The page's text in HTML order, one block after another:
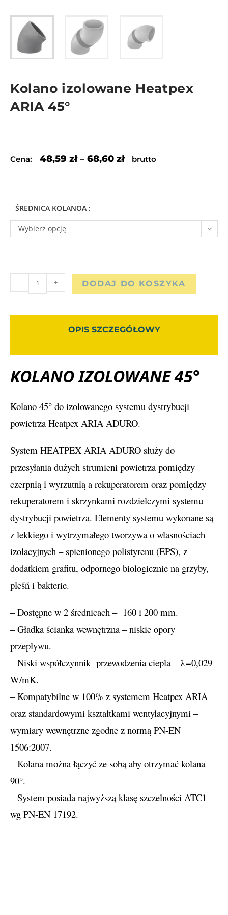
Kolano izolowane Heatpex
ARIA 45°
Cena: 48,59 zł– 68,60 zł brutto
ŚREDNICA KOLANOA :
Wybierz opcję
- + DODAJ DO KOSZYKA
OPIS SZCZEGÓŁOWY
KOLANO IZOLOWANE 45°
Kolano 45° do izolowanego systemu dystrybucji
powietrza Heatpex ARIA ADURO.
System HEATPEX ARIA ADURO służy do
przesyłania dużych strumieni powietrza pomiędzy
czerpnią i wyrzutnią a rekuperatorem oraz pomiędzy
rekuperatorem i skrzynkami rozdzielczymi systemu
dystrybucji powietrza. Elementy systemu wykonane są
z lekkiego i wytrzymałego tworzywa o własnościach
izolacyjnych – spienionego polistyrenu (EPS), z
dodatkiem grafitu, odpornego biologicznie na grzyby,
pleśń i bakterie.
– Dostępne w 2 średnicach – 160 i 200 mm.
– Gładka ścianka wewnętrzna – niskie opory
przepływu.
– Niski współczynnik przewodzenia ciepła – λ=0,029
W/mK.
– Kompatybilne w 100% z systemem Heatpex ARIA
oraz standardowymi kształtkami wentylacyjnymi –
wymiary wewnętrzne zgodne z normą PN-EN
1506:2007.
– Kolana można łączyć ze sobą aby otrzymać kolana
90°.
– System posiada najwyższą klasę szczelności ATC1
wg PN-EN 17192.